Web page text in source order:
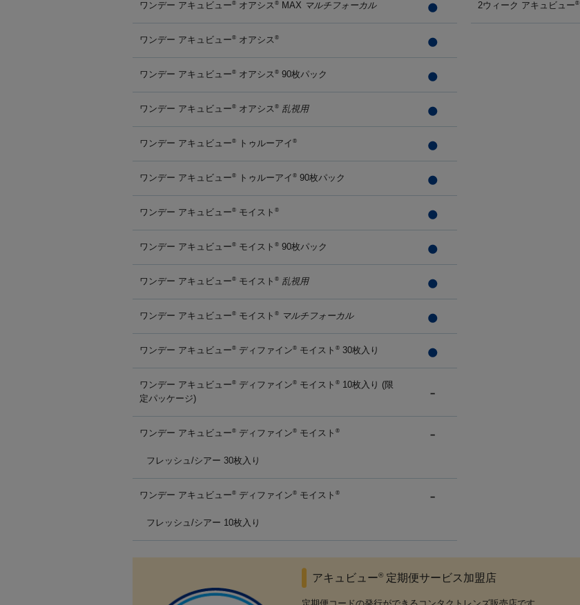
ワンデー アキュビュー® オアシス ® MAX マルチフォーカル
ワンデー アキュビュー® オアシス ®
ワンデー アキュビュー® オアシス ® 90枚パック
ワンデー アキュビュー® オアシス ® 乱視用
ワンデー アキュビュー® トゥルーアイ ®
ワンデー アキュビュー® トゥルーアイ ® 90枚パック
ワンデー アキュビュー® モイスト ®
ワンデー アキュビュー® モイスト ® 90枚パック
ワンデー アキュビュー® モイスト ® 乱視用
ワンデー アキュビュー® モイスト ® マルチフォーカル
ワンデー アキュビュー® ディファイン® モイスト ® 30枚入り
ワンデー アキュビュー® ディファイン® モイスト ® 10枚入り (限
定パッケージ)
ワンデー アキュビュー® ディファイン® モイスト ®
フレッシュ/シアー 30枚入り
ワンデー アキュビュー® ディファイン® モイスト ®
フレッシュ/シアー 10枚入り
2ウィーク アキュビュー®
アキュビュー® 定期便サービス加盟店